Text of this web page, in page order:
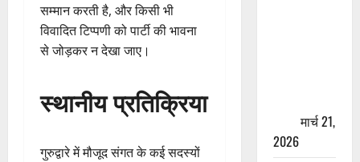
सम्मान करती है, और किसी भी
विवादित टिप्पणी को पार्टी की भावना
से जोड़कर न देखा जाए।
स्थानीय प्रतिक्रिया
गुरुद्वारे में मौजूद संगत के कई सदस्यों
मार्च 21,
2026